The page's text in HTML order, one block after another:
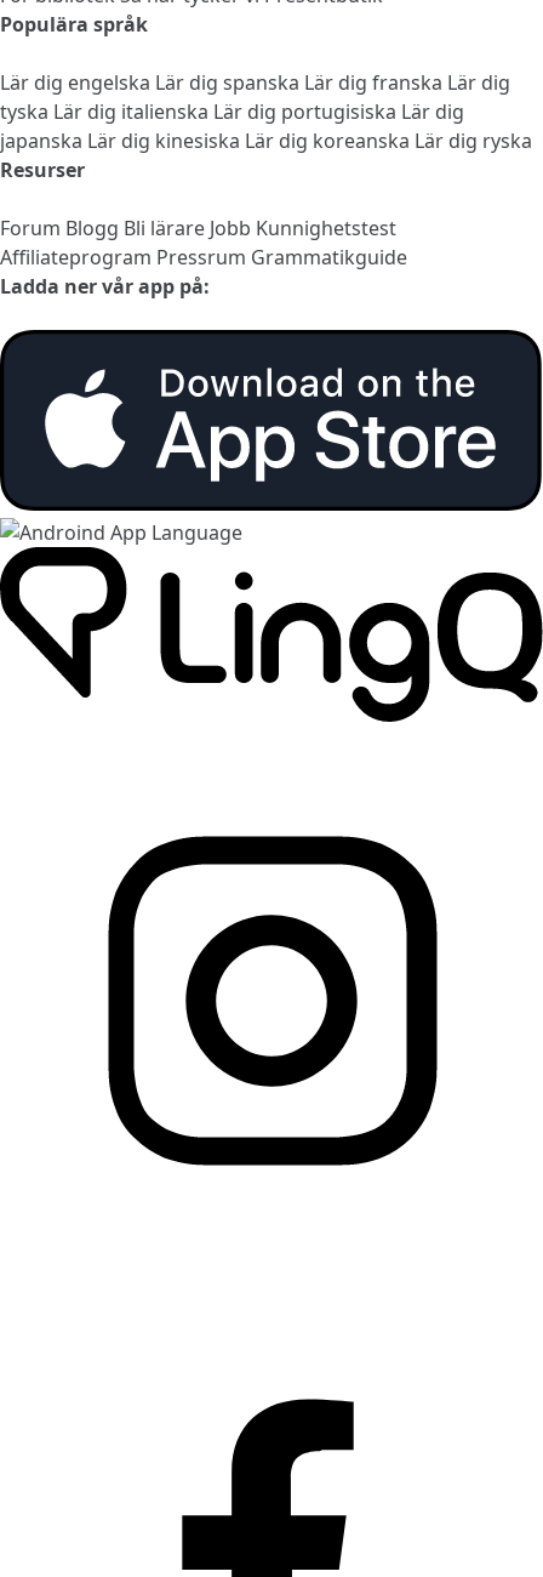
Populära språk
Lär dig engelska Lär dig spanska Lär dig franska Lär dig
tyska Lär dig italienska Lär dig portugisiska Lär dig
japanska Lär dig kinesiska Lär dig koreanska Lär dig ryska
Resurser
Forum Blogg Bli lärare Jobb Kunnighetstest
Affiliateprogram Pressrum Grammatikguide
Ladda ner vår app på: